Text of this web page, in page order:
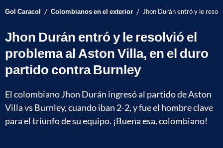
Gol Caracol / Colombianos en el exterior / Jhon Durán entró y le
Jhon Durán entró y le resolvió el
problema al Aston Villa, en el duro
partido contra Burnley
El colombiano Jhon Durán ingresó al partido de Aston
Villa vs Burnley, cuando iban 2-2, y fue el hombre clave
para el triunfo de su equipo. ¡Buena esa, colombiano!